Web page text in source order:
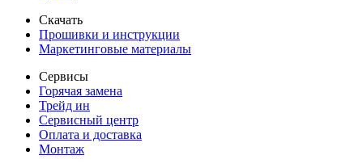
Скачать
Прошивки и инструкции
Маркетинговые материалы
Сервисы
Горячая замена
Трейд ин
Сервисный центр
Оплата и доставка
Монтаж